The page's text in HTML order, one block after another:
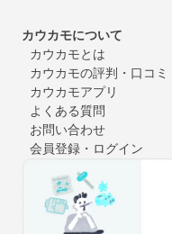
カウカモについて
カウカモとは
カウカモの評判・口コミ
カウカモアプリ
よくある質問
お問い合わせ
会員登録・ログイン